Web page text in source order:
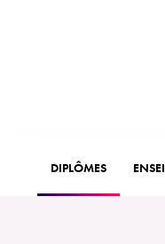
DIPLÔMES